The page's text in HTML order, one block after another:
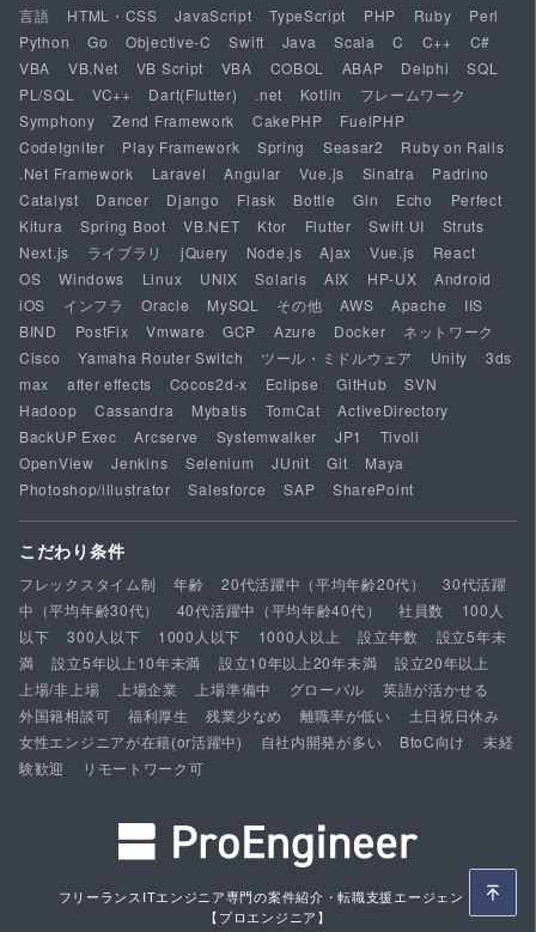
言語 HTML・CSS JavaScript TypeScript PHP Ruby
Perl
Python
Go Objective-C Swift Java Scala C C++
C#
VBA
VB.Net VB Script VBA COBOL ABAP Delphi
SQL
PL/SQL
VC++ Dart(Flutter) .net Kotlin
フレームワーク
Symphony
Zend Framework CakePHP
FuelPHP
CodeIgniter
Play Framework Spring Seasar2
Ruby on Rails
.Net Framework
Laravel Angular Vue.js Sinatra
Padrino
Catalyst
Dancer Django Flask Bottle Gin Echo
Perfect
Kitura
Spring Boot VB.NET Ktor Flutter Swift UI
Struts
Next.js
ライブラリ jQuery Node.js Ajax Vue.js
React
OS
Windows Linux UNIX Solaris AIX HP-UX
Android
iOS
インフラ Oracle MySQL その他 AWS Apache
IIS
BIND
PostFix Vmware GCP Azure Docker
ネットワーク
Cisco
Yamaha Router Switch ツール・ミドルウェア Unity
3ds
max
after effects Cocos2d-x Eclipse GitHub
SVN
Hadoop
Cassandra Mybatis TomCat
ActiveDirectory
BackUP Exec
Arcserve Systemwalker JP1
Tivoli
OpenView
Jenkins Selenium JUnit Git
Maya
Photoshop/illustrator
Salesforce SAP SharePoint
こだわり条件
フレックスタイム制 年齢 20代活躍中（平均年齢20代）
30代活躍
中（平均年齢30代）
40代活躍中（平均年齢40代） 社員数
100人
以下
300人以下 1000人以下 1000人以上 設立年数
設立5年未
満
設立5年以上10年未満 設立10年以上20年未満
設立20年以上
上場/非上場
上場企業 上場準備中 グローバル
英語が活かせる
外国籍相談可
福利厚生 残業少なめ 離職率が低い
土日祝日休み
女性エンジニアが在籍(or活躍中)
自社内開発が多い BtoC向け
未経
験歓迎
リモートワーク可
フリーランスITエンジニア専門の案件紹介・転職支援エージェント
【プロエンジニア】